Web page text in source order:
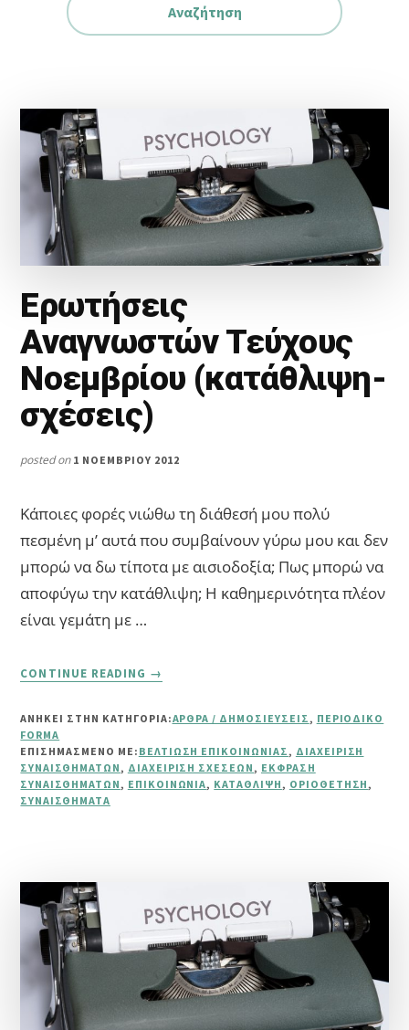
Ερωτήσεις
Αναγνωστών Τεύχους
Νοεμβρίου (κατάθλιψη-
σχέσεις)
posted on 1 ΝΟΕΜΒΡΊΟΥ 2012
Κάποιες φορές νιώθω τη διάθεσή μου πολύ
πεσμένη μ’ αυτά που συμβαίνουν γύρω μου και δεν
μπορώ να δω τίποτα με αισιοδοξία; Πως μπορώ να
αποφύγω την κατάθλιψη; Η καθημερινότητα πλέον
είναι γεμάτη με …
CONTINUE READING
ΕΡΩΤΉΣΕΙΣ
ΤΕΎΧΟΥΣ
ΝΟΕΜΒΡΊΟΥ
(ΚΑΤΆΘΛΙΨΗ-
ΣΧΈΣΕΙΣ)
→
ΑΝΗΚΕΙ ΣΤΗΝ ΚΑΤΗΓΟΡΙΑ:ΆΡΘΡΑ / ΔΗΜΟΣΙΕΎΣΕΙΣ , ΠΕΡΙΟΔΙΚΌ
FORMA
ΕΠΙΣΗΜΑΣΜΈΝΟ ΜΕ: ΒΕΛΤΊΩΣΗ ΕΠΙΚΟΙΝΩΝΊΑΣ , ΔΙΑΧΕΊΡΙΣΗ
ΣΥΝΑΙΣΘΗΜΆΤΩΝ , ΔΙΑΧΕΊΡΙΣΗ ΣΧΈΣΕΩΝ , ΈΚΦΡΑΣΗ
ΣΥΝΑΙΣΘΗΜΆΤΩΝ , ΕΠΙΚΟΙΝΩΝΊΑ, ΚΑΤΆΘΛΙΨΗ , ΟΡΙΟΘΈΤΗΣΗ ,
ΣΥΝΑΙΣΘΉΜΑΤΑ